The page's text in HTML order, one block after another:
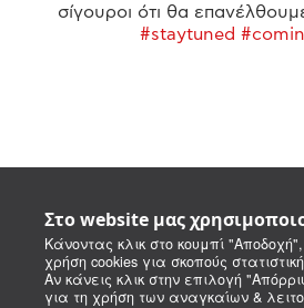
Στο website μας
Κάνοντας κλικ στο κουμπί
χρήση cookies για σκοπούς
Αν κάνεις κλικ στην επιλογή
για τη χρήση των αναγκαίων &
σίγουροι ότι θα
#staytuned